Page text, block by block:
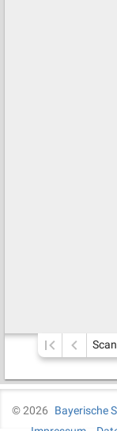
Scan
©2026
Bayerische